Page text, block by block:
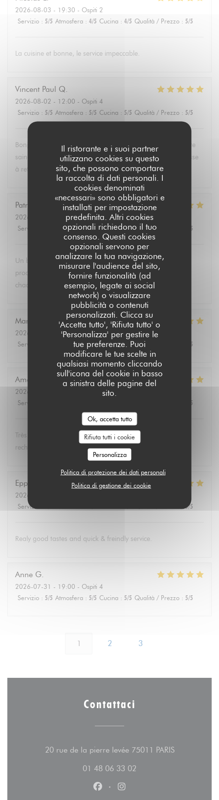
Il ristorante e i suoi partner
utilizzano cookies su questo
sito, che possono comportare
la raccolta di dati personali. I
cookies denominati
«necessari» sono obbligatori e
installati per impostazione
predefinita. Altri cookies
opzionali richiedono il tuo
consenso. Questi cookies
opzionali servono per
analizzare la tua navigazione,
misurare l'audience del sito,
fornire funzionalità (ad
esempio, legate ai social
network) o visualizzare
pubblicità o contenuti
personalizzati. Clicca su
'Accetta tutto', 'Rifiuta tutto' o
'Personalizza' per gestire le
tue preferenze. Puoi
modificare le tue scelte in
qualsiasi momento cliccando
sull'icona del cookie in basso
a sinistra delle pagine del
sito.
Ok, accetta tutto
Rifiuta tutti i cookie
Personalizza
Politica di protezione dei dati personali
Politica di gestione dei cookie
2026-08-03 - 19:30 - Ospiti 2
Servizio : 5/5 Atmosfera : 4/5 Cucina : 4/5 Qualità / Prezzo : 5/5
La cuisine et bonne, le service impeccable.
Vincent Paul Q
2026-08-02 - 12:00 - Ospiti 4
Servizio : 5/5 Atmosfera : 5/5 Cucina : 5/5 Qualità / Prezzo : 5/5
Bonjour , super service et mets délicieux. Un belle découverte
saine et équilibrée pas évident à trouver partout. Une adresse
à retenir .Merci.
Patricia
2026-08-02
- 13:30 - Ospiti 6
Servizio
Atmosfera: 4/5 Cucina: 5/5 Qualità / Prezzo /5
Un brunch dominical excellent avec un buffet de qualité de
produits végétariens et bio. Tous les convives se régalent à
chaque fois.
Marie Christine D
2026-08-02
- 13:30 - Ospiti 2
Servizio
Atmosfera: 4/5 Cucina: 5 /5 Qualità / Prezzo /5
Amélie
2026-08-01
- 19:00 - Ospiti 3
Servizio
/5
Très bon et service très agréable. Même mon père (qui
rechigne un peu sur le vegan) a adoré les lasagnes !
Eppo
2026-08-01
Servizio
5/5
Realy good tastes and quick & freindly service.
Anne G
2026-07-31 - 19:00 - Ospiti 4
Servizio : 5/5 Atmosfera : 5/5 Cucina : 5/5 Qualità / Prezzo : 5/5
1 2 3
Contattaci
20 rue de la pierre levée 75011 PARIS((apre una
01 48 06 33 02
Facebook ((apre una nuova
Instagram ((apre una